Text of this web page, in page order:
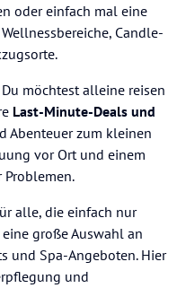
oder einfach mal eine
Candle-
Du möchtest alleine reisen
Last-Minute-Deals und
Abenteuer zum kleinen
vor Ort und einem
Problemen.
alle, die einfach nur
große Auswahl an
und Spa-Angeboten. Hier
und